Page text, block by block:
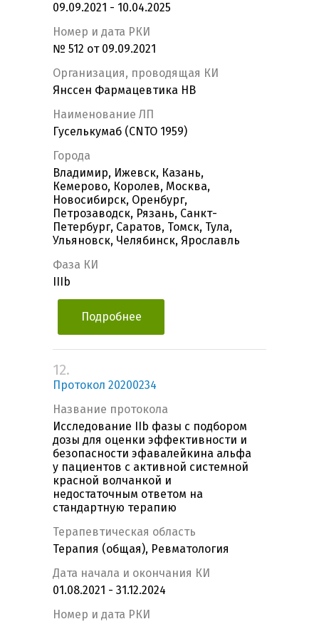
09.09.2021 - 10.04.2025
Номер и дата РКИ
№ 512 от 09.09.2021
Организация, проводящая КИ
Янссен Фармацевтика НВ
Наименование ЛП
Гуселькумаб (CNTO 1959)
Города
Владимир, Ижевск, Казань,
Кемерово, Королев, Москва,
Новосибирск, Оренбург,
Петрозаводск, Рязань, Санкт-
Петербург, Саратов, Томск, Тула,
Ульяновск, Челябинск, Ярославль
Фаза КИ
IIIb
Подробнее
12.
Протокол 20200234
Название протокола
Исследование IIb фазы с подбором
дозы для оценки эффективности и
безопасности эфавалейкина альфа
у пациентов с активной системной
красной волчанкой и
недостаточным ответом на
стандартную терапию
Терапевтическая область
Терапия (общая), Ревматология
Дата начала и окончания КИ
01.08.2021 - 31.12.2024
Номер и дата РКИ